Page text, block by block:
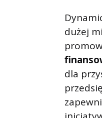
dużej
dla